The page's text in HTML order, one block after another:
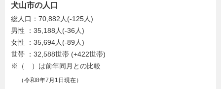
犬山市の人口
総人口：70,882人(-125人)
男性 ：35,188人(-36人)
女性 ：35,694人(-89人)
世帯 ：32,588世帯 (+422世帯)
※（ ）は前年同月との比較
（令和8年7月1日現在）